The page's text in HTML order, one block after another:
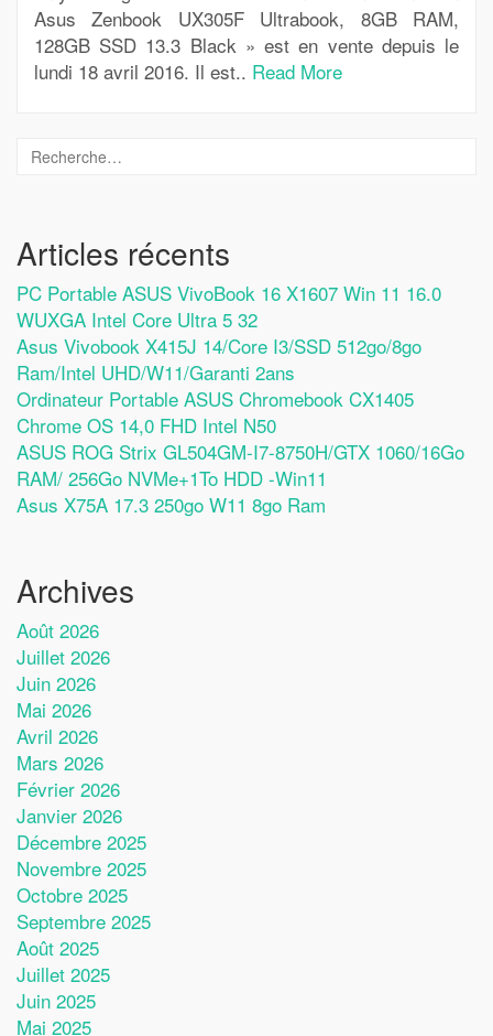
Asus Zenbook UX305F Ultrabook, 8GB RAM,
128GB SSD 13.3 Black » est en vente depuis le
lundi 18 avril 2016. Il est.. Read More
Articles récents
PC Portable ASUS VivoBook 16 X1607 Win 11 16.0
WUXGA Intel Core Ultra 5 32
Asus Vivobook X415J 14/Core I3/SSD 512go/8go
Ram/Intel UHD/W11/Garanti 2ans
Ordinateur Portable ASUS Chromebook CX1405
Chrome OS 14,0 FHD Intel N50
ASUS ROG Strix GL504GM-I7-8750H/GTX 1060/16Go
RAM/ 256Go NVMe+1To HDD -Win11
Asus X75A 17.3 250go W11 8go Ram
Archives
Août 2026
Juillet 2026
Juin 2026
Mai 2026
Avril 2026
Mars 2026
Février 2026
Janvier 2026
Décembre 2025
Novembre 2025
Octobre 2025
Septembre 2025
Août 2025
Juillet 2025
Juin 2025
Mai 2025